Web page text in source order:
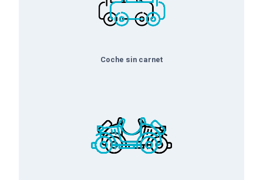
Coche sin carnet